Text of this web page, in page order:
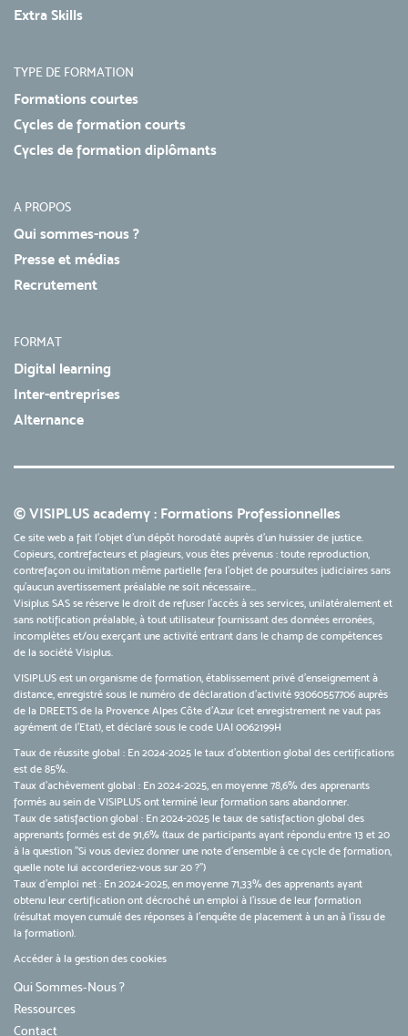
Extra Skills
TYPE DE FORMATION
Formations courtes
Cycles de formation courts
Cycles de formation diplômants
A PROPOS
Qui sommes-nous ?
Presse et médias
Recrutement
FORMAT
Digital learning
Inter-entreprises
Alternance
© VISIPLUS academy : Formations Professionnelles
Ce site web a fait l'objet d'un dépôt horodaté auprès d'un huissier de justice.
Copieurs, contrefacteurs et plagieurs, vous êtes prévenus : toute reproduction,
contrefaçon ou imitation même partielle fera l'objet de poursuites judiciaires sans
qu’aucun avertissement préalable ne soit nécessaire...
Visiplus SAS se réserve le droit de refuser l'accès à ses services, unilatéralement et
sans notification préalable, à tout utilisateur fournissant des données erronées,
incomplètes et/ou exerçant une activité entrant dans le champ de compétences
de la société Visiplus.
VISIPLUS est un organisme de formation, établissement privé d’enseignement à
distance, enregistré sous le numéro de déclaration d’activité 93060557706 auprès
de la DREETS de la Provence Alpes Côte d’Azur (cet enregistrement ne vaut pas
agrément de l’Etat), et déclaré sous le code UAI 0062199H
Taux de réussite global : En 2024-2025 le taux d'obtention global des certifications
est de 85%.
Taux d’achèvement global : En 2024-2025, en moyenne 78,6% des apprenants
formés au sein de VISIPLUS ont terminé leur formation sans abandonner.
Taux de satisfaction global : En 2024-2025 le taux de satisfaction global des
apprenants formés est de 91,6% (taux de participants ayant répondu entre 13 et 20
à la question "Si vous deviez donner une note d’ensemble à ce cycle de formation,
quelle note lui accorderiez-vous sur 20 ?")
Taux d’emploi net : En 2024-2025, en moyenne 71,33% des apprenants ayant
obtenu leur certification ont décroché un emploi à l'issue de leur formation
(résultat moyen cumulé des réponses à l'enquête de placement à un an à l'issu de
la formation).
Accéder à la gestion des cookies
Qui Sommes-Nous ?
Ressources
Contact